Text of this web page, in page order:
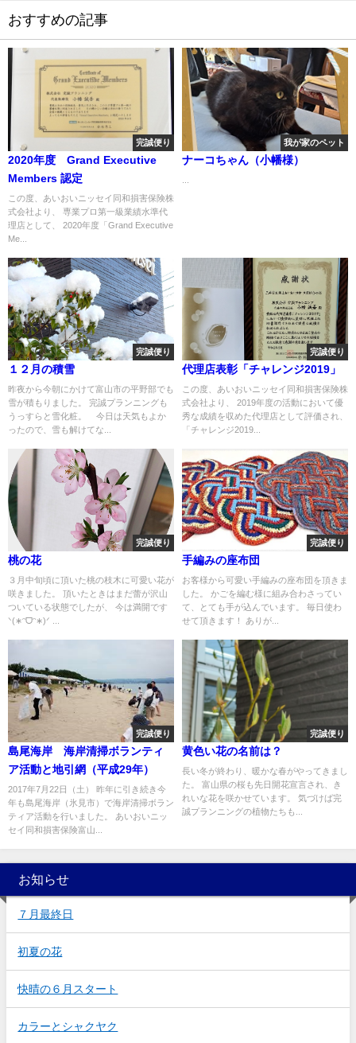
おすすめの記事
完誠便り
2020年度 Grand Executive
Members 認定
この度、あいおいニッセイ同和損害保険株
式会社より、 専業プロ第一級業績水準代
理店として、 2020年度「Grand Executive
Me...
我が家のペット
ナーコちゃん（小幡様）
完誠便り
１２月の積雪
昨夜から今朝にかけて富山市の平野部でも
雪が積もりました。 完誠プランニングも
うっすらと雪化粧。 今日は天気もよか
ったので、雪も解けてな...
完誠便り
代理店表彰「チャレンジ2019」
この度、あいおいニッセイ同和損害保険株
式会社より、 2019年度の活動において優
秀な成績を収めた代理店として評価され、
「チャレンジ2019...
完誠便り
桃の花
３月中旬頃に頂いた桃の枝木に可愛い花が
咲きました。 頂いたときはまだ蕾が沢山
ついている状態でしたが、 今は満開です
ᐠ(∗ᵔᗜᵔ∗)ᐟ ...
完誠便り
手編みの座布団
お客様から可愛い手編みの座布団を頂きま
した。 かごを編む様に組み合わさってい
て、とても手が込んでいます。 毎日使わ
せて頂きます！ ありが...
完誠便り
島尾海岸 海岸清掃ボランティ
ア活動と地引網（平成29年）
2017年7月22日（土） 昨年に引き続き今
年も島尾海岸（氷見市）で海岸清掃ボラン
ティア活動を行いました。 あいおいニッ
セイ同和損害保険富山...
完誠便り
黄色い花の名前は？
長い冬が終わり、暖かな春がやってきまし
た。 富山県の桜も先日開花宣言され、き
れいな花を咲かせています。 気づけば完
誠プランニングの植物たちも...
お知らせ
７月最終日
初夏の花
快晴の６月スタート
カラーとシャクヤク